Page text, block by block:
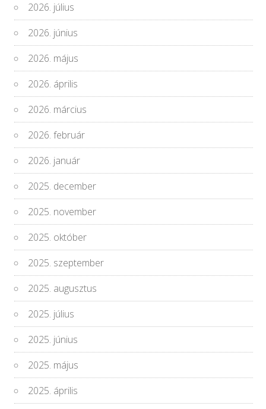
2026. július
2026. június
2026. május
2026. április
2026. március
2026. február
2026. január
2025. december
2025. november
2025. október
2025. szeptember
2025. augusztus
2025. július
2025. június
2025. május
2025. április